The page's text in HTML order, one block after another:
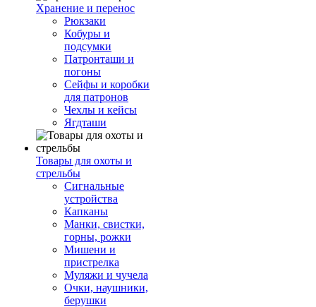
Хранение и перенос
Рюкзаки
Кобуры и
подсумки
Патронташи и
погоны
Сейфы и коробки
для патронов
Чехлы и кейсы
Ягдташи
Товары для охоты и
стрельбы
Сигнальные
устройства
Капканы
Манки, свистки,
горны, рожки
Мишени и
пристрелка
Муляжи и чучела
Очки, наушники,
берушки